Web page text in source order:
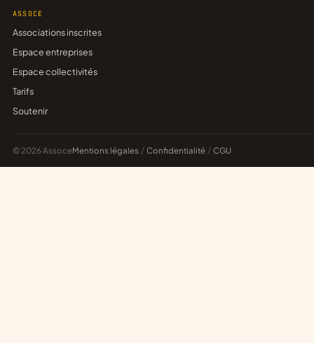
ASSOCE
Associations inscrites
Espace entreprises
Espace collectivités
Tarifs
Soutenir
© 2026 AssoceMentions légales / Confidentialité / CGU